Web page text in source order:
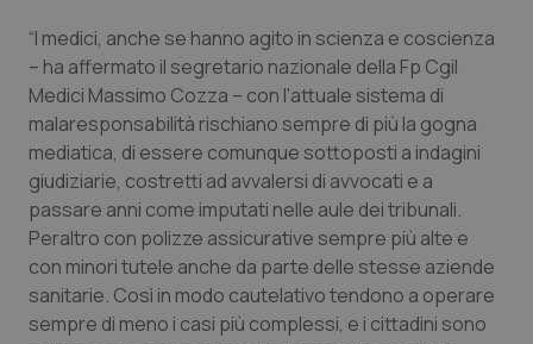
Sardegna
Sicilia
Toscana
Umbria
Valle D’Aosta
Malattia di Crohn & Rettocolite Ulcerosa
Neuroscienze & patologie neurodegenerative
Obesità
Oftalmologia
Oncodermatologia
“I medici, anche se hanno agito in scienza e coscienza
– ha affermato il segretario nazionale della Fp Cgil
Medici Massimo Cozza – con l'attuale sistema di
malaresponsabilità rischiano sempre di più la gogna
mediatica, di essere comunque sottoposti a indagini
giudiziarie, costretti ad avvalersi di avvocati e a
passare anni come imputati nelle aule dei tribunali.
Peraltro con polizze assicurative sempre più alte e
con minori tutele anche da parte delle stesse aziende
sanitarie. Così in modo cautelativo tendono a operare
sempre di meno i casi più complessi, e i cittadini sono